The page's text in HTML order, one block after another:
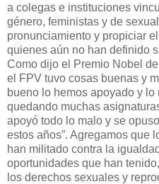
a colegas e instituciones
género, feministas y de
pronunciamiento y propiciar
quienes aún no han definido
Como dijo el Premio Nobel
el FPV tuvo cosas buenas y
bueno lo hemos apoyado y
quedando muchas
apoyó todo lo malo y se
estos años”. Agregamos que
han militado contra la
oportunidades que han
los derechos sexuales y